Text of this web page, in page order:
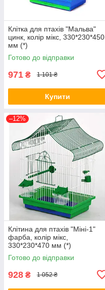
Клітка для птахів "Мальва"
цинк, колір мікс, 330*230*450
мм (*)
Готово до відправки
971 ₴ 1 101 ₴
Купити
–12%
Клітина для птахів "Міні-1"
фарба, колір мікс,
330*230*470 мм (*)
Готово до відправки
928 ₴ 1 052 ₴